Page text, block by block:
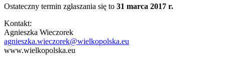
Ostateczny termin zgłaszania się to 31 marca 2017 r.
Kontakt:
Agnieszka Wieczorek
agnieszka.wieczorek@wielkopolska.eu
www.wielkopolska.eu